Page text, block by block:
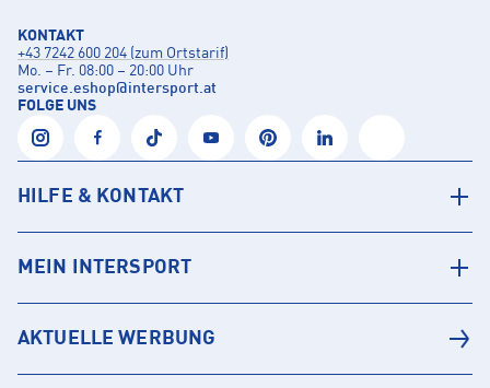
KONTAKT
+43 7242 600 204 (zum Ortstarif)
Mo. – Fr. 08:00 – 20:00 Uhr
service.eshop@intersport.at
FOLGE UNS
HILFE & KONTAKT
MEIN INTERSPORT
AKTUELLE WERBUNG